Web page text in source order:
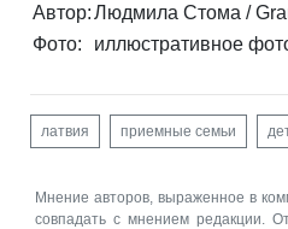
Автор:Людмила Стома /
Фото:
иллюстративное
латвия приемные семьи
Мнение авторов, выраженное в
совпадать с мнением редакции.